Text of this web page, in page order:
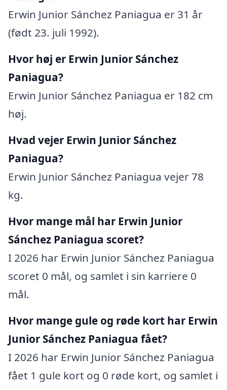
Erwin Junior Sánchez Paniagua er 31 år
(født 23. juli 1992).
Hvor høj er Erwin Junior Sánchez
Paniagua?
Erwin Junior Sánchez Paniagua er 182 cm
høj.
Hvad vejer Erwin Junior Sánchez
Paniagua?
Erwin Junior Sánchez Paniagua vejer 78
kg.
Hvor mange mål har Erwin Junior
Sánchez Paniagua scoret?
I 2026 har Erwin Junior Sánchez Paniagua
scoret 0 mål, og samlet i sin karriere 0
mål.
Hvor mange gule og røde kort har Erwin
Junior Sánchez Paniagua fået?
I 2026 har Erwin Junior Sánchez Paniagua
fået 1 gule kort og 0 røde kort, og samlet i